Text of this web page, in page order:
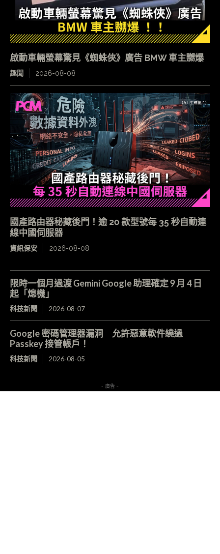
啟動車輛螢幕驚見《蜘蛛俠》廣告 BMW 車主嬲爆
趣聞 2026-08-08
國產路由器秘藏後門！逾 20 款型號每 35 秒自動連
線中國伺服器
資訊保安 2026-08-08
限時一個月過渡 Gemini Google 助理確定 9 月 4 日
起「熄機」
科技新聞 2026-08-07
Google 密碼管理器漏洞 允許惡意軟件繞過
Passkey 接管帳戶！
科技新聞 2026-08-05
- 廣告 -